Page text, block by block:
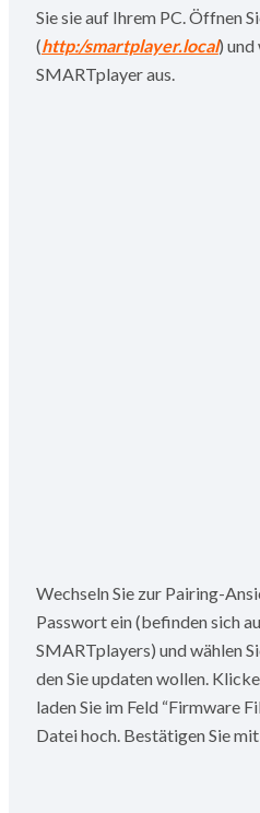
Sie sie auf Ihrem PC. Öffnen
(http:/smartplayer.local) und
SMARTplayer aus.
Wechseln Sie zur Pairing-
Passwort ein (befinden sich
SMARTplayers) und wählen
den Sie updaten wollen.
laden Sie im Feld “Firmware
Datei hoch. Bestätigen Sie mit